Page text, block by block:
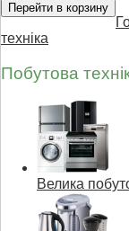
Перейти в корзину
техніка
Побутова
Велика